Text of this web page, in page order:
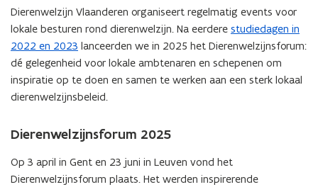
Dierenwelzijn Vlaanderen organiseert regelmatig events voor
lokale besturen rond dierenwelzijn. Na eerdere studiedagen in
2022 en 2023 lanceerden we in 2025 het Dierenwelzijnsforum:
dé gelegenheid voor lokale ambtenaren en schepenen om
inspiratie op te doen en samen te werken aan een sterk lokaal
dierenwelzijnsbeleid.
Dierenwelzijnsforum 2025
Op 3 april in Gent en 23 juni in Leuven vond het
Dierenwelzijnsforum plaats. Het werden inspirerende